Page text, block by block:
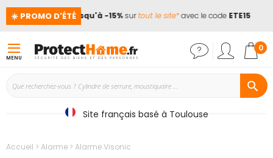
☀️ PROMO D'ÉTÉ
! 📢Jusqu'à -15%surtout le site*avec le codeETE15
MENU
0
Site français basé à Toulouse
Accueil Alarme Alarme Visonic